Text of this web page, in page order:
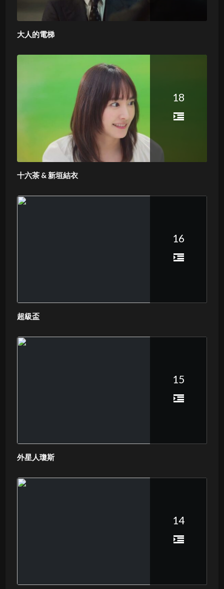
大人的電梯
18
十六茶 & 新垣結衣
16
超級盃
15
外星人瓊斯
14